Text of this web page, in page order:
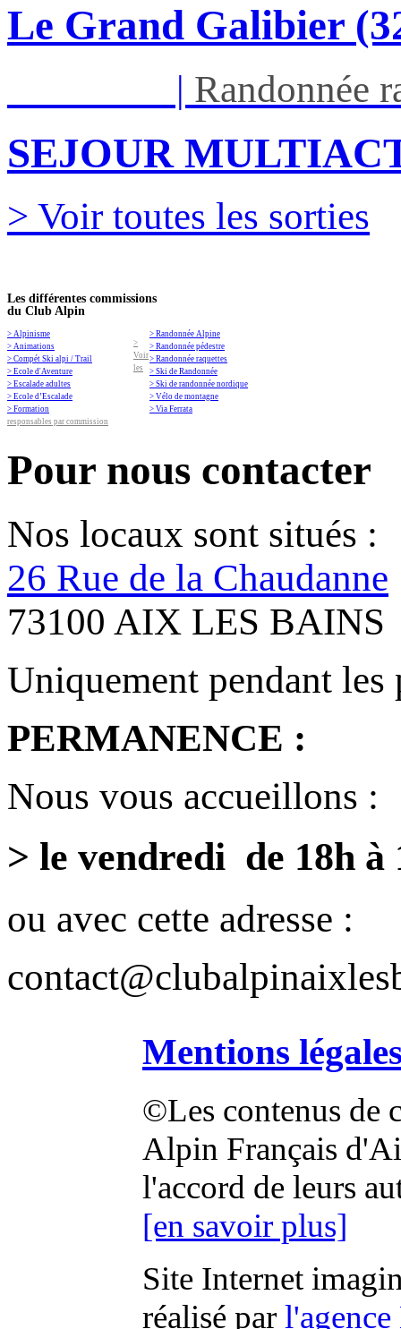
Le Grand Galibier
| Randonnée
SEJOUR
> Voir toutes les sorties
Les différentes commissions
du Club Alpin
> Alpinisme
> Animations
> Compét Ski alpi / Trail
> Ecole d'Aventure
> Escalade adultes
> Ecole d’Escalade
> Formation
> Randonnée Alpine
> Randonnée pédestre
> Randonnée raquettes
> Ski de Randonnée
> Ski de randonnée nordique
> Vélo de montagne
> Via Ferrata
>
Voir
les
responsables par commission
Pour nous contacter
Nos locaux sont situés :
26 Rue de la Chaudanne
73100 AIX LES BAINS
Uniquement pendant les
PERMANENCE :
Nous vous accueillons :
> le vendredi de 18h à
ou avec cette adresse :
Mentions
©Les contenus de
Alpin Français
l'accord de leurs
[en savoir plus]
Site Internet
réalisé par